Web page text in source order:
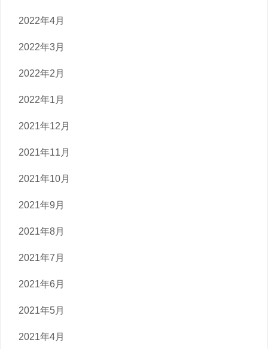
2022年4月
2022年3月
2022年2月
2022年1月
2021年12月
2021年11月
2021年10月
2021年9月
2021年8月
2021年7月
2021年6月
2021年5月
2021年4月